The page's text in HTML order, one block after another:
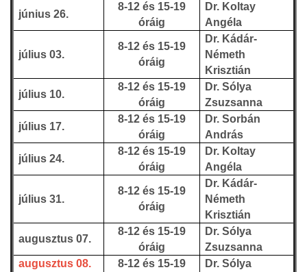
június 26.
8-12 és 15-19
óráig
Dr. Koltay
Angéla
július 03.
8-12 és 15-19
óráig
Dr. Kádár-
Németh
Krisztián
július 10.
8-12 és 15-19
óráig
Dr. Sólya
Zsuzsanna
július 17.
8-12 és 15-19
óráig
Dr. Sorbán
András
július 24.
8-12 és 15-19
óráig
Dr. Koltay
Angéla
július 31.
8-12 és 15-19
óráig
Dr. Kádár-
Németh
Krisztián
augusztus 07.
8-12 és 15-19
óráig
Dr. Sólya
Zsuzsanna
augusztus 08.
8-12 és 15-19
Dr. Sólya